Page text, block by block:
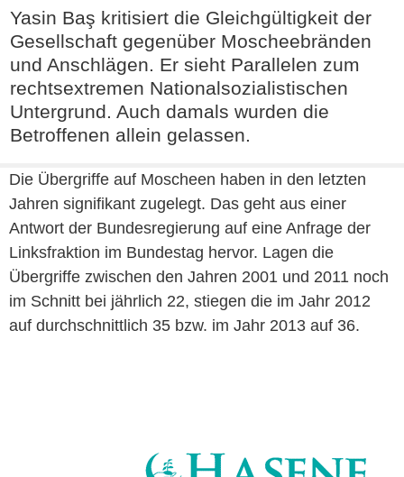
FEUILLETON
Yasin Baş kritisiert die Gleichgültigkeit der
Gesellschaft gegenüber Moscheebränden
und Anschlägen. Er sieht Parallelen zum
rechtsextremen Nationalsozialistischen
Untergrund. Auch damals wurden die
Betroffenen allein gelassen.
Die Übergriffe auf Moscheen haben in den letzten
Jahren signifikant zugelegt. Das geht aus einer
Antwort der Bundesregierung auf eine Anfrage der
Linksfraktion im Bundestag hervor. Lagen die
Übergriffe zwischen den Jahren 2001 und 2011 noch
im Schnitt bei jährlich 22, stiegen die im Jahr 2012
auf durchschnittlich 35 bzw. im Jahr 2013 auf 36.